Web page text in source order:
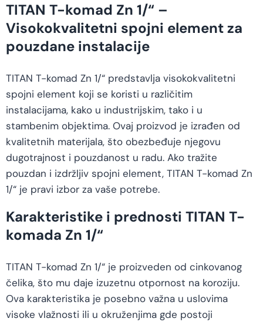
TITAN T-komad Zn 1/“ –
Visokokvalitetni spojni element za
pouzdane instalacije
TITAN T-komad Zn 1/“ predstavlja visokokvalitetni
spojni element koji se koristi u različitim
instalacijama, kako u industrijskim, tako i u
stambenim objektima. Ovaj proizvod je izrađen od
kvalitetnih materijala, što obezbeđuje njegovu
dugotrajnost i pouzdanost u radu. Ako tražite
pouzdan i izdržljiv spojni element, TITAN T-komad Zn
1/“ je pravi izbor za vaše potrebe.
Karakteristike i prednosti TITAN T-
komada Zn 1/“
TITAN T-komad Zn 1/“ je proizveden od cinkovanog
čelika, što mu daje izuzetnu otpornost na koroziju.
Ova karakteristika je posebno važna u uslovima
visoke vlažnosti ili u okruženjima gde postoji